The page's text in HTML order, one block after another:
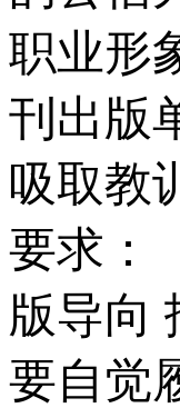
职业形
刊出版
吸取教
要求
版导向
要自觉